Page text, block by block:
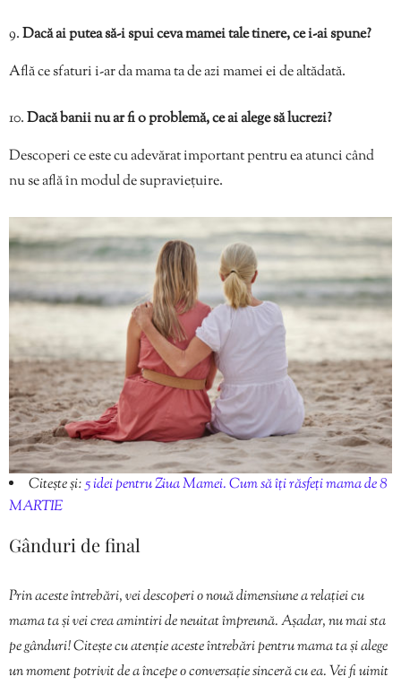
Dacă ai putea să-i spui ceva mamei tale tinere, ce i-ai spune?
Află ce sfaturi i-ar da mama ta de azi mamei ei de altădată.
Dacă banii nu ar fi o problemă, ce ai alege să lucrezi?
Descoperi ce este cu adevărat important pentru ea atunci când
nu se află în modul de supraviețuire.
Citește și:5 idei pentru Ziua Mamei. Cum să îți răsfeți mama de 8
MARTIE
Gânduri de final
Prin aceste întrebări, vei descoperi o nouă dimensiune a relației cu
mama ta și vei crea amintiri de neuitat împreună. Așadar, nu mai sta
pe gânduri! Citește cu atenție aceste întrebări pentru mama ta și alege
un moment potrivit de a începe o conversație sinceră cu ea. Vei fi uimit